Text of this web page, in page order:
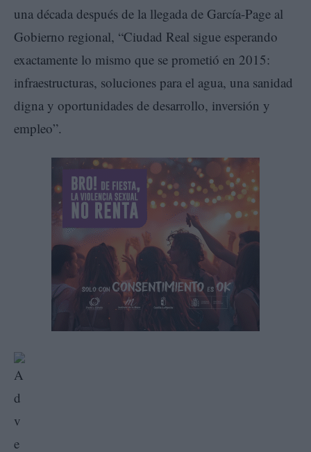
una década después de la llegada de García-Page al
Gobierno regional, “Ciudad Real sigue esperando
exactamente lo mismo que se prometió en 2015:
infraestructuras, soluciones para el agua, una sanidad
digna y oportunidades de desarrollo, inversión y
empleo”.